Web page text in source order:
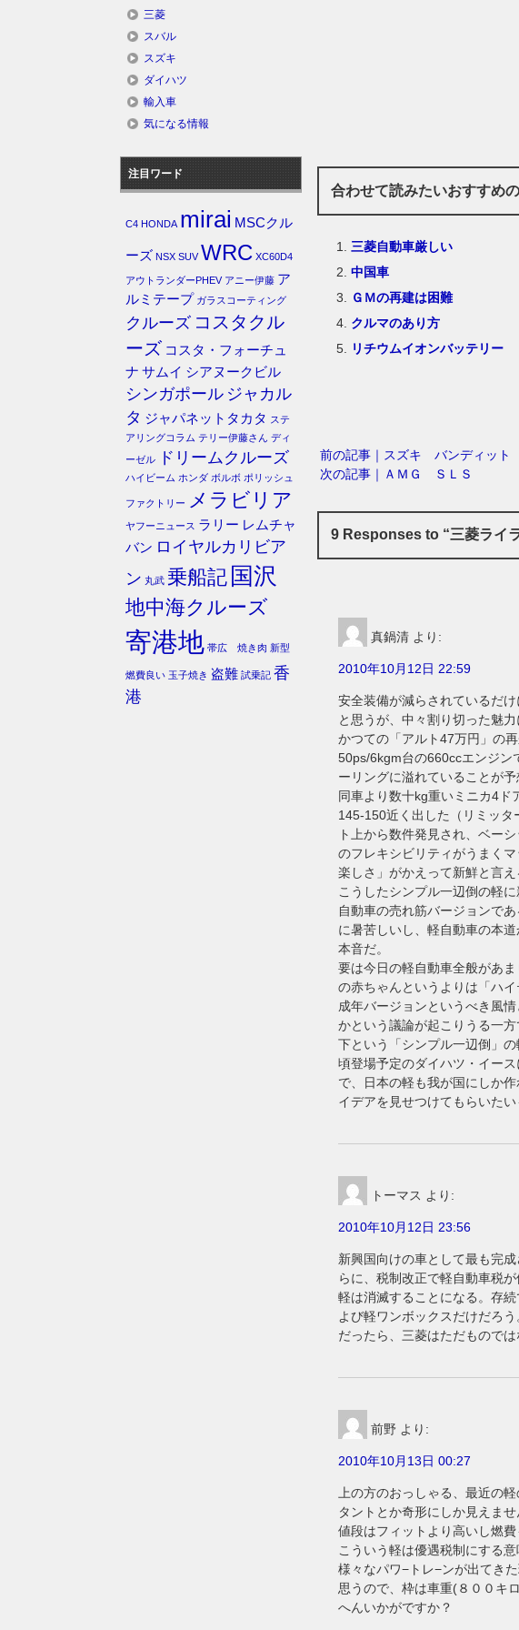
合わせて読みたいおすすめ
三菱自動車厳しい
中国車
ＧＭの再建は困難
クルマのあり方
リチウムイオンバッテリー
前の記事｜スズキ バンディット
次の記事｜ＡＭＧ ＳＬＳ
9 Responses to “三菱ライ
真鍋清 より:
2010年10月12日 22:59
安全装備が減らされているだ
と思うが、中々割り切った魅
かつての「アルト47万円」の
50ps/6kgm台の660ccエンジン
ーリングに溢れていることが予
同車より数十kg重いミニカ4ド
145-150近く出した（リミッタ
ト上から数件発見され、ベー
のフレキシビリティがうまく
楽しさ」がかえって新鮮と言え
こうしたシンプル一辺倒の軽
自動車の売れ筋バージョンで
に暑苦しいし、軽自動車の本
本音だ。
要は今日の軽自動車全般があ
の赤ちゃんというよりは「ハ
成年バージョンというべき風
かという議論が起こりうる一
下という「シンプル一辺倒」
頃登場予定のダイハツ・イー
で、日本の軽も我が国にしか
イデアを見せつけてもらいたい
トーマス より:
2010年10月12日 23:56
新興国向けの車として最も完
らに、税制改正で軽自動車税
軽は消滅することになる。存
よび軽ワンボックスだけだろ
だったら、三菱はただものでは
前野 より:
2010年10月13日 00:27
上の方のおっしゃる、最近の
タントとか奇形にしか見えませ
値段はフィットより高いし燃費
こういう軽は優遇税制にする
様々なパワ−トレ−ンが出てき
思うので、枠は車重(８００キ
へんいかがですか？
三菱
スバル
スズキ
ダイハツ
輸入車
気になる情報
注目ワード
C4 HONDA mirai MSCクル
ーズ NSX SUV WRC XC60D4
アウトランダーPHEV アニー伊藤 ア
ルミテープ ガラスコーティング
クルーズ コスタクル
ーズ コスタ・フォーチュ
ナ サムイ シアヌークビル
シンガポール ジャカル
タ ジャパネットタカタ ステ
アリングコラム テリー伊藤さん ディ
ーゼル
ドリームクルーズ
ハイビーム ホンダ ボルボ ポリッシュ
ファクトリー メラビリア
ヤフーニュース ラリー レムチャ
バン ロイヤルカリビア
ン 丸武 乗船記 国沢
地中海クルーズ
寄港地 帯広 焼き肉 新型
燃費良い 玉子焼き 盗難 試乗記 香
港